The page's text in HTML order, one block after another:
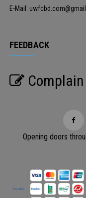
E-Mail:
FEEDBACK
Complain
Opening doors